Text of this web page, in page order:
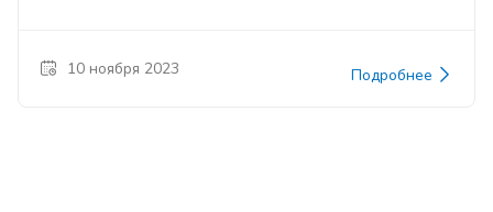
10 ноября 2023 Подробнее